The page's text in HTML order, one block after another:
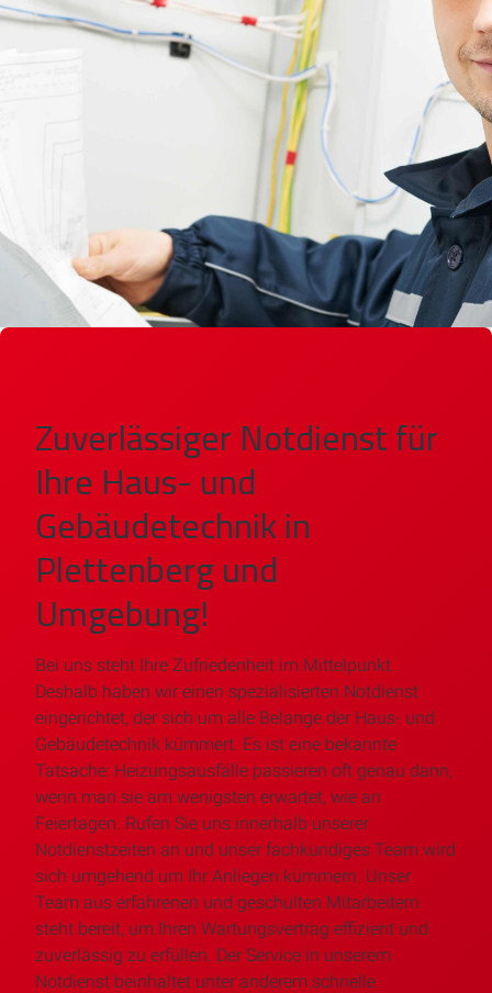
Zuverlässiger Notdienst für
Ihre Haus- und
Gebäudetechnik in
Plettenberg und
Umgebung!
Bei uns steht Ihre Zufriedenheit im Mittelpunkt.
Deshalb haben wir einen spezialisierten Notdienst
eingerichtet, der sich um alle Belange der Haus- und
Gebäudetechnik kümmert. Es ist eine bekannte
Tatsache: Heizungsausfälle passieren oft genau dann,
wenn man sie am wenigsten erwartet, wie an
Feiertagen. Rufen Sie uns innerhalb unserer
Notdienstzeiten an und unser fachkundiges Team wird
sich umgehend um Ihr Anliegen kümmern. Unser
Team aus erfahrenen und geschulten Mitarbeitern
steht bereit, um Ihren Wartungsvertrag effizient und
zuverlässig zu erfüllen. Der Service in unserem
Notdienst beinhaltet unter anderem schnelle